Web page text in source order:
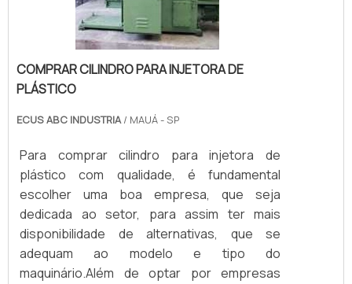
COMPRAR CILINDRO PARA INJETORA DE
PLÁSTICO
ECUS ABC INDUSTRIA/ MAUÁ - SP
Para comprar cilindro para injetora de
plástico com qualidade, é fundamental
escolher uma boa empresa, que seja
dedicada ao setor, para assim ter mais
disponibilidade de alternativas, que se
adequam ao modelo e tipo do
maquinário.Além de optar por empresas